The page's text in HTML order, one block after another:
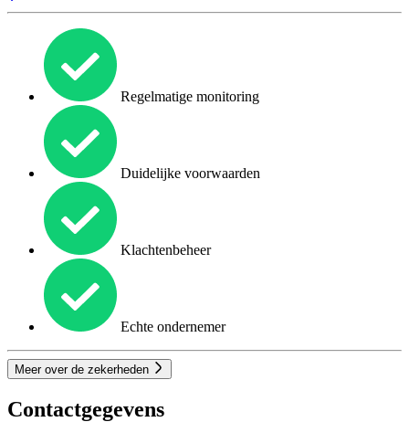
Regelmatige monitoring
Duidelijke voorwaarden
Klachtenbeheer
Echte ondernemer
Meer over de zekerheden
Contactgegevens